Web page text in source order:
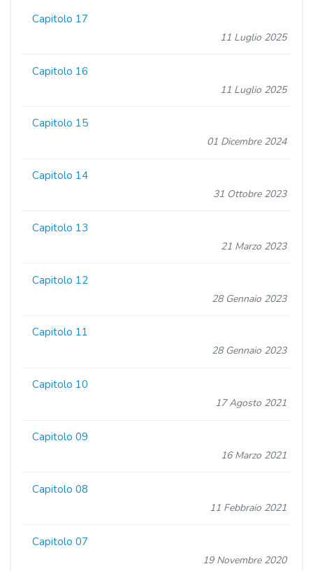
Capitolo 17
11 Luglio 2025
Capitolo 16
11 Luglio 2025
Capitolo 15
01 Dicembre 2024
Capitolo 14
31 Ottobre 2023
Capitolo 13
21 Marzo 2023
Capitolo 12
28 Gennaio 2023
Capitolo 11
28 Gennaio 2023
Capitolo 10
17 Agosto 2021
Capitolo 09
16 Marzo 2021
Capitolo 08
11 Febbraio 2021
Capitolo 07
19 Novembre 2020